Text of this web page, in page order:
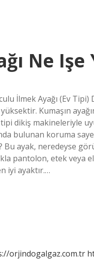
Ne Işe
İlmek Ayağı (Ev
Kumaşın
dikiş makineleriyle
bulunan koruma
Bu ayak, neredeyse
pantolon, etek veya
iyi ayaktır.…
orjindogalgaz.com.tr